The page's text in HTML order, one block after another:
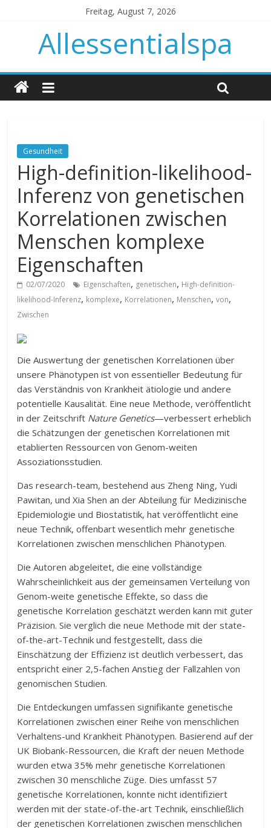
Freitag, August 7, 2026
Allessentialspa
Gesundheit
High-definition-likelihood-
Inferenz von genetischen
Korrelationen zwischen
Menschen komplexe
Eigenschaften
02/07/2020 Eigenschaften, genetischen, High-definition-
likelihood-Inferenz, komplexe, Korrelationen, Menschen,von,
Zwischen
Die Auswertung der genetischen Korrelationen über
unsere Phänotypen ist von essentieller Bedeutung für
das Verständnis von Krankheit ätiologie und andere
potentielle Kausalität. Eine neue Methode, veröffentlicht
in der Zeitschrift Nature Genetics—verbessert erheblich
die Schätzungen der genetischen Korrelationen mit
etablierten Ressourcen von Genom-weiten
Assoziationsstudien.
Das research-team, bestehend aus Zheng Ning, Yudi
Pawitan, und Xia Shen an der Abteilung für Medizinische
Epidemiologie und Biostatistik, hat veröffentlicht eine
neue Technik, offenbart wesentlich mehr genetische
Korrelationen zwischen menschlichen Phänotypen.
Die Autoren abgeleitet, die eine vollständige
Wahrscheinlichkeit aus der gemeinsamen Verteilung von
Genom-weite genetische Effekte, so dass die
genetische Korrelation geschätzt werden kann mit guter
Präzision. Sie verglich die neue Methode mit der state-
of-the-art-Technik und festgestellt, dass die
Einschätzung der Effizienz ist deutlich verbessert, das
entspricht einer 2,5-fachen Anstieg der Fallzahlen von
genomischen Studien.
Die Entdeckungen umfassen signifikante genetische
Korrelationen zwischen einer Reihe von menschlichen
Verhaltens-und Krankheit Phänotypen. Basierend auf der
UK Biobank-Ressourcen, die Kraft der neuen Methode
wurden etwa 35% mehr genetische Korrelationen
zwischen 30 menschliche Züge. Dies umfasst 57
genetische Korrelationen, konnte nicht identifiziert
werden mit der state-of-the-art Technik, einschließlich
der genetischen Korrelationen zwischen menschlichen